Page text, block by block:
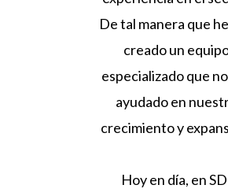
De tal manera que
creado un
especializado que
ayudado en
crecimiento y
Hoy en día, en